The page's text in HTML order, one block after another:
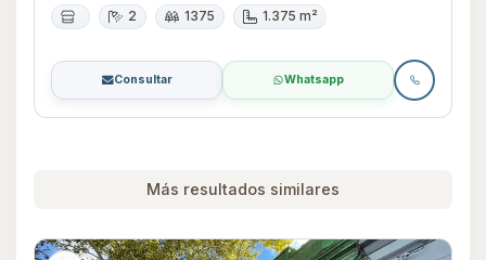
2 1375 1.375 m²
Consultar Whatsapp
Más resultados similares